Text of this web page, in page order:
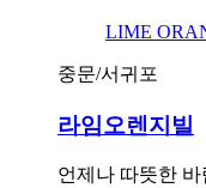
LIME
중문/서귀포
라임오렌지빌
언제나 따뜻한